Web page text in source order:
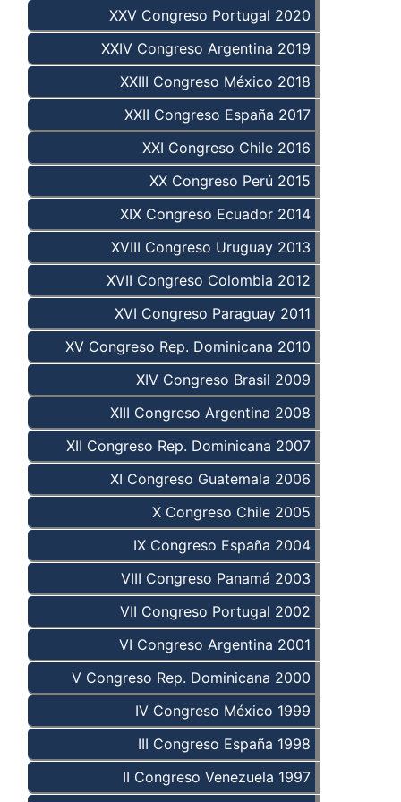
XXV Congreso Portugal 2020
XXIV Congreso Argentina 2019
XXIII Congreso México 2018
XXII Congreso España 2017
XXI Congreso Chile 2016
XX Congreso Perú 2015
XIX Congreso Ecuador 2014
XVIII Congreso Uruguay 2013
XVII Congreso Colombia 2012
XVI Congreso Paraguay 2011
XV Congreso Rep. Dominicana 2010
XIV Congreso Brasil 2009
XIII Congreso Argentina 2008
XII Congreso Rep. Dominicana 2007
XI Congreso Guatemala 2006
X Congreso Chile 2005
IX Congreso España 2004
VIII Congreso Panamá 2003
VII Congreso Portugal 2002
VI Congreso Argentina 2001
V Congreso Rep. Dominicana 2000
IV Congreso México 1999
III Congreso España 1998
II Congreso Venezuela 1997